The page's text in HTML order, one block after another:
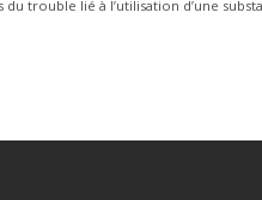
trouble lié à l’utilisation d’une